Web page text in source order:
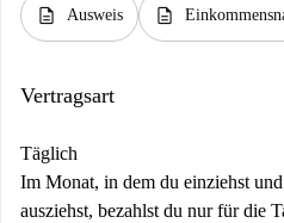
description Ausweis description
Vertragsart
Täglich
Im Monat, in dem du einziehst
ausziehst, bezahlst du nur für die